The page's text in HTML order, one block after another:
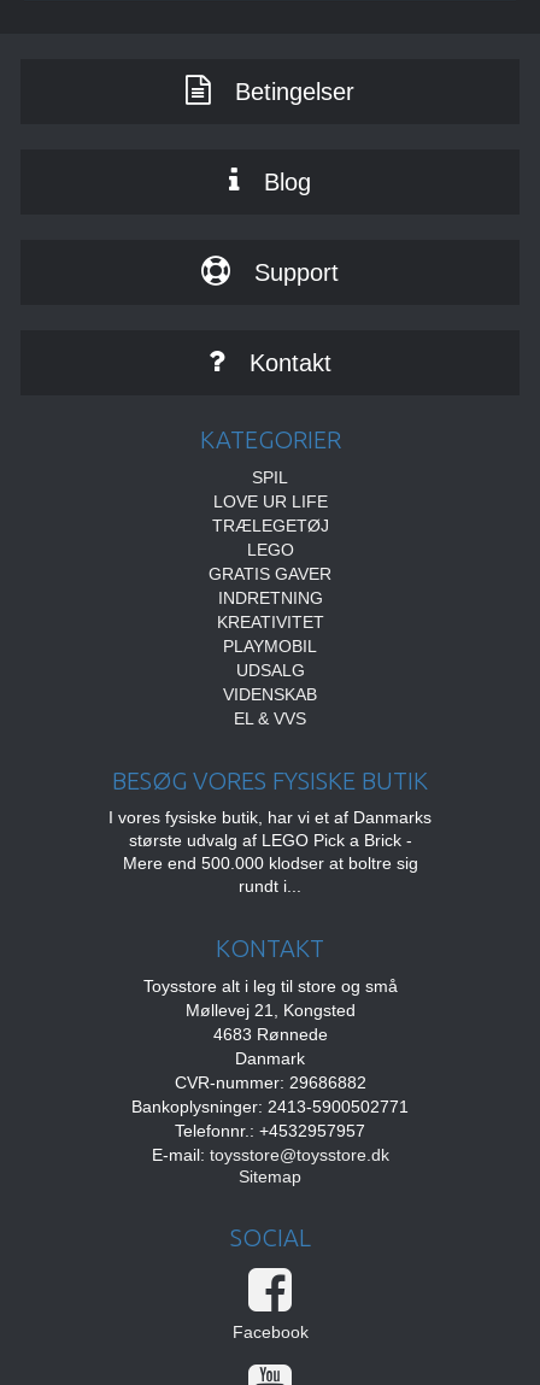
Betingelser
Blog
Support
Kontakt
KATEGORIER
SPIL
LOVE UR LIFE
TRÆLEGETØJ
LEGO
GRATIS GAVER
INDRETNING
KREATIVITET
PLAYMOBIL
UDSALG
VIDENSKAB
EL & VVS
BESØG VORES FYSISKE BUTIK
I vores fysiske butik, har vi et af Danmarks
største udvalg af LEGO Pick a Brick -
Mere end 500.000 klodser at boltre sig
rundt i...
KONTAKT
Toysstore alt i leg til store og små
Møllevej 21, Kongsted
4683 Rønnede
Danmark
CVR-nummer: 29686882
Bankoplysninger: 2413-5900502771
Telefonnr.: +4532957957
E-mail: toysstore@toysstore.dk
Sitemap
SOCIAL
Facebook